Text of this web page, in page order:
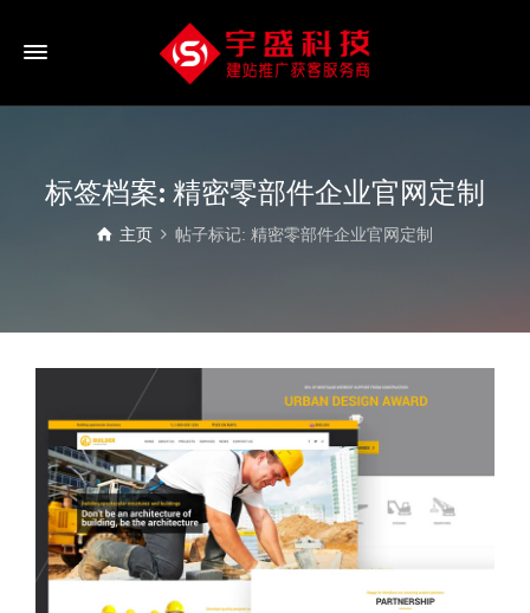
标签档案: 精密零部件企业官网定制
主页 帖子标记: 精密零部件企业官网定制